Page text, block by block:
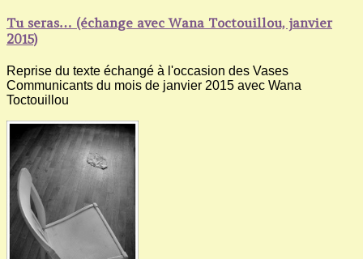
Tu seras… (échange avec Wana Toctouillou, janvier
2015)
Reprise du texte échangé à l'occasion des Vases
Communicants du mois de janvier 2015 avec Wana
Toctouillou